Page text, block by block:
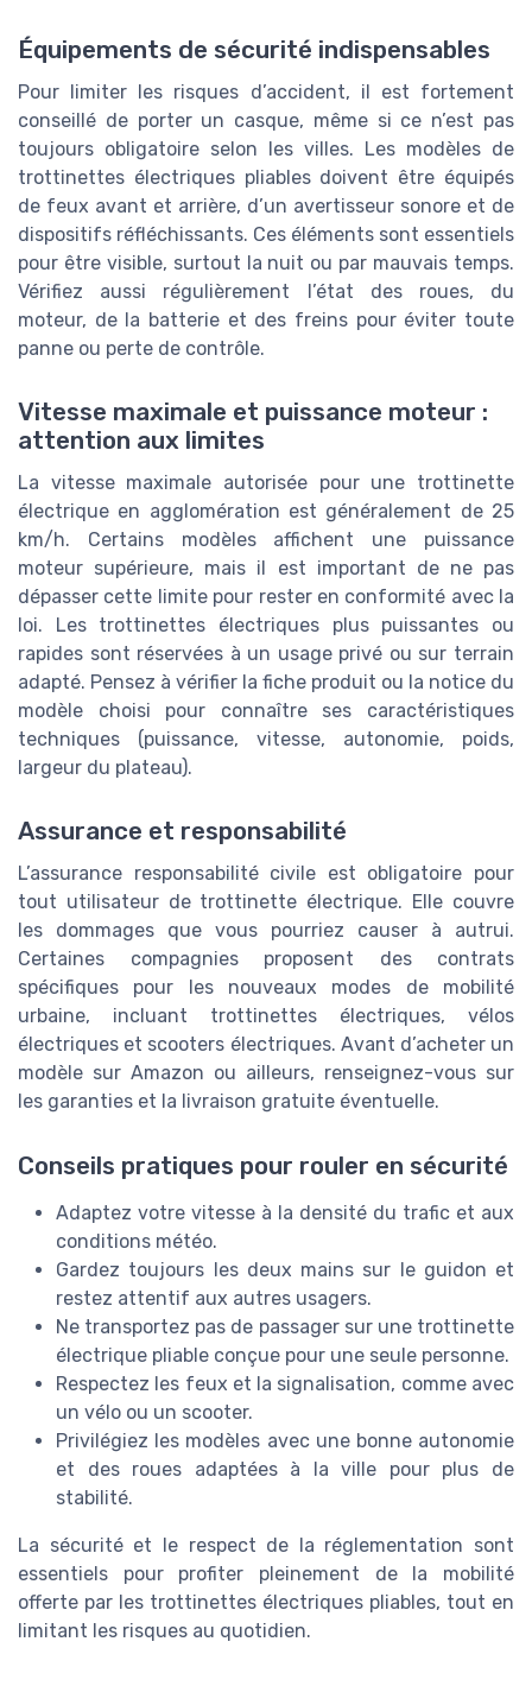
Équipements de sécurité indispensables
Pour limiter les risques d’accident, il est fortement
conseillé de porter un casque, même si ce n’est pas
toujours obligatoire selon les villes. Les modèles de
trottinettes électriques pliables doivent être équipés
de feux avant et arrière, d’un avertisseur sonore et de
dispositifs réfléchissants. Ces éléments sont essentiels
pour être visible, surtout la nuit ou par mauvais temps.
Vérifiez aussi régulièrement l’état des roues, du
moteur, de la batterie et des freins pour éviter toute
panne ou perte de contrôle.
Vitesse maximale et puissance moteur :
attention aux limites
La vitesse maximale autorisée pour une trottinette
électrique en agglomération est généralement de 25
km/h. Certains modèles affichent une puissance
moteur supérieure, mais il est important de ne pas
dépasser cette limite pour rester en conformité avec la
loi. Les trottinettes électriques plus puissantes ou
rapides sont réservées à un usage privé ou sur terrain
adapté. Pensez à vérifier la fiche produit ou la notice du
modèle choisi pour connaître ses caractéristiques
techniques (puissance, vitesse, autonomie, poids,
largeur du plateau).
Assurance et responsabilité
L’assurance responsabilité civile est obligatoire pour
tout utilisateur de trottinette électrique. Elle couvre
les dommages que vous pourriez causer à autrui.
Certaines compagnies proposent des contrats
spécifiques pour les nouveaux modes de mobilité
urbaine, incluant trottinettes électriques, vélos
électriques et scooters électriques. Avant d’acheter un
modèle sur Amazon ou ailleurs, renseignez-vous sur
les garanties et la livraison gratuite éventuelle.
Conseils pratiques pour rouler en sécurité
Adaptez votre vitesse à la densité du trafic et aux
conditions météo.
Gardez toujours les deux mains sur le guidon et
restez attentif aux autres usagers.
Ne transportez pas de passager sur une trottinette
électrique pliable conçue pour une seule personne.
Respectez les feux et la signalisation, comme avec
un vélo ou un scooter.
Privilégiez les modèles avec une bonne autonomie
et des roues adaptées à la ville pour plus de
stabilité.
La sécurité et le respect de la réglementation sont
essentiels pour profiter pleinement de la mobilité
offerte par les trottinettes électriques pliables, tout en
limitant les risques au quotidien.